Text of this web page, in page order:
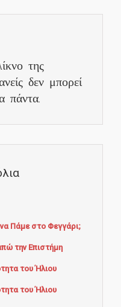
της
δεν μπορεί
πάντα.
Πάμε στο Φεγγάρι;
την Επιστήμη
του Ήλιου
του Ήλιου